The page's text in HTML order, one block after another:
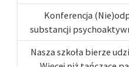
Konferencja
substancji
Nasza szkoła bierze